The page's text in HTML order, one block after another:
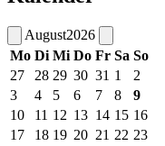
August2026
Mo Di Mi Do Fr Sa So
27
28 29 30 31 1
2
3
4 5 6 7 8
9
10
11 12 13 14 15 16
17
18 19 20 21 22 23